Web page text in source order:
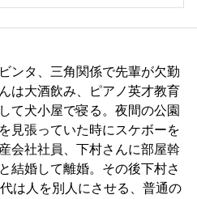
ンタ、三角関係で先輩が欠勤
は大酒飲み、ピアノ英才教育
て犬小屋で寝る。夜間の公園
見張っていた時にスケボーを
会社社員、下村さんに部屋斡
結婚して離婚。その後下村さ
は人を別人にさせる、普通の